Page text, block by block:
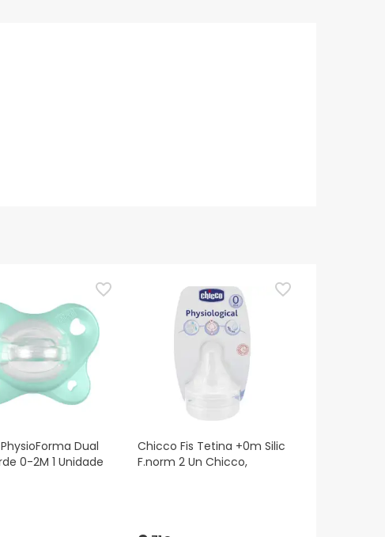
Dual
0-2M 1 Unidade
Chicco Fis Tetina +0m Silic
F.norm 2 Un Chicco,